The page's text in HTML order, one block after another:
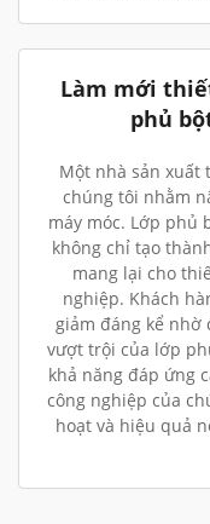
Làm mới
phủ
Một nhà sản xuất
chúng tôi nhằm
máy móc. Lớp phủ
không chỉ tạo
mang lại cho
nghiệp. Khách
giảm đáng kể nhờ
vượt trội của lớp
khả năng đáp ứng
công nghiệp của
hoạt và hiệu quả